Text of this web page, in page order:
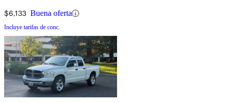
$6,133 Buena oferta
Incluye tarifas de conc.